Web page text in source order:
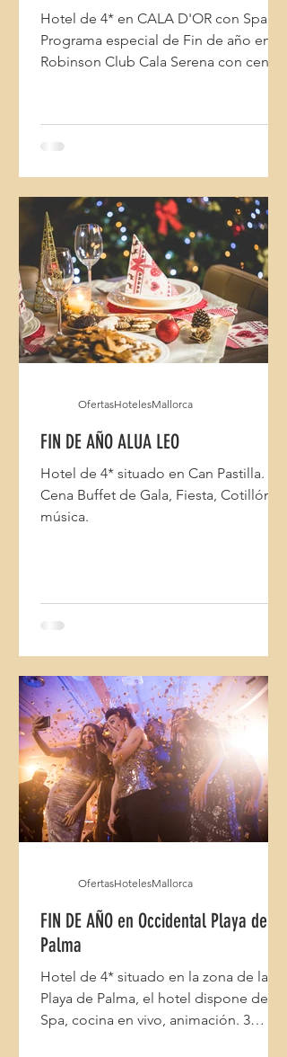
Hotel de 4* en CALA D'OR con Spa.
Programa especial de Fin de año en
Robinson Club Cala Serena con cena
FIN DE AÑO ALUA LEO
Hotel de 4* situado en Can Pastilla.
Cena Buffet de Gala, Fiesta, Cotillón y
música.
OfertasHotelesMallorca
FIN DE AÑO en Occidental Playa de
Palma
Hotel de 4* situado en la zona de la
Playa de Palma, el hotel dispone de
Spa, cocina en vivo, animación. 3
OfertasHotelesMallorca